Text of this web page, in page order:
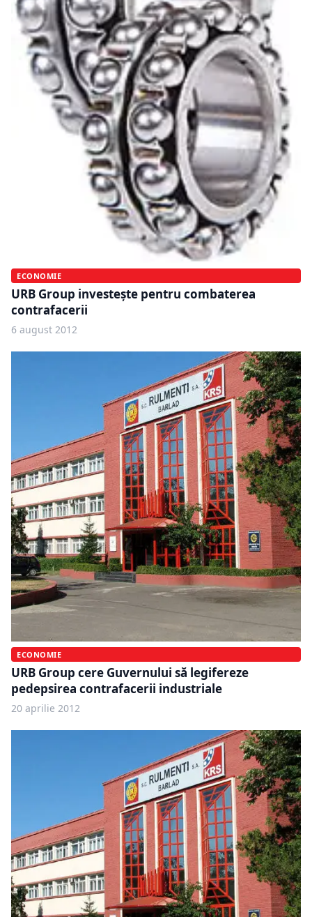
ECONOMIE
URB Group investește pentru combaterea
contrafacerii
6 august 2012
ECONOMIE
URB Group cere Guvernului să legifereze
pedepsirea contrafacerii industriale
20 aprilie 2012